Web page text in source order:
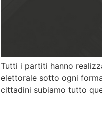
Tutti i partiti hanno
elettorale sotto ogni
cittadini subiamo tutto